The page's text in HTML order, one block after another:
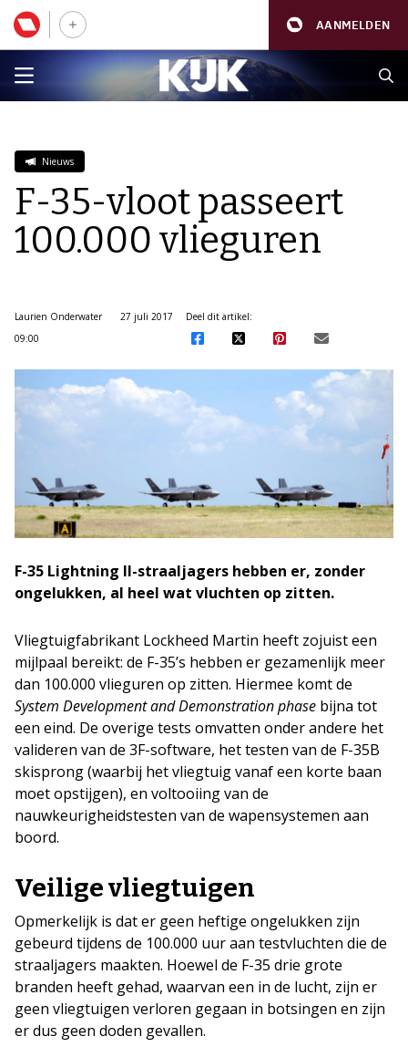
AANMELDEN
Nieuws
F-35-vloot passeert
100.000 vlieguren
Laurien Onderwater
27 juli 2017
09:00
Deel dit artikel:
F-35 Lightning II-straaljagers hebben er, zonder
ongelukken, al heel wat vluchten op zitten.
Vliegtuigfabrikant Lockheed Martin heeft zojuist een
mijlpaal bereikt: de F-35’s hebben er gezamenlijk meer
dan 100.000 vlieguren op zitten. Hiermee komt de
System Development and Demonstration phase bijna tot
een eind. De overige tests omvatten onder andere het
valideren van de 3F-software, het testen van de F-35B
skisprong (waarbij het vliegtuig vanaf een korte baan
moet opstijgen), en voltooiing van de
nauwkeurigheidstesten van de wapensystemen aan
boord.
Veilige vliegtuigen
Opmerkelijk is dat er geen heftige ongelukken zijn
gebeurd tijdens de 100.000 uur aan testvluchten die de
straaljagers maakten. Hoewel de F-35 drie grote
branden heeft gehad, waarvan een in de lucht, zijn er
geen vliegtuigen verloren gegaan in botsingen en zijn
er dus geen doden gevallen.